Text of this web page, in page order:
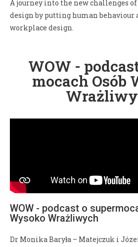
A journey into the new challenges
design by putting human behaviour
workplace design.
WOW -
mocach Osób
WOW - podcast o
Wysoko Wrażliwych
Dr Monika Baryła – Matejczuk i